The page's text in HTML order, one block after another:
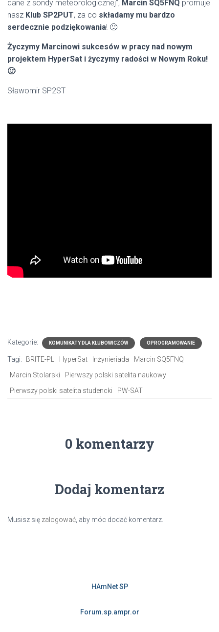
dane z sondy meteorologicznej”, Marcin SQ5FNQ promuje
nasz Klub SP2PUT, za co składamy mu bardzo
serdecznie podziękowania! 🙂
Życzymy Marcinowi sukcesów w pracy nad nowym
projektem HyperSat i życzymy radości w Nowym Roku!
🙂
Sławomir SP2ST
Kategorie: KOMUNIKATY DLA KLUBOWICZÓW OPROGRAMOWANIE
Tagi: BRITE-PL HyperSat Inżynieriada
Marcin SQ5FNQ
Marcin Stolarski
Pierwszy polski satelita naukowy
Pierwszy polski satelita studencki
PW-SAT
0 komentarzy
Dodaj komentarz
Musisz się zalogować , aby móc dodać komentarz.
HAmNet SP
Forum.sp.ampr.or